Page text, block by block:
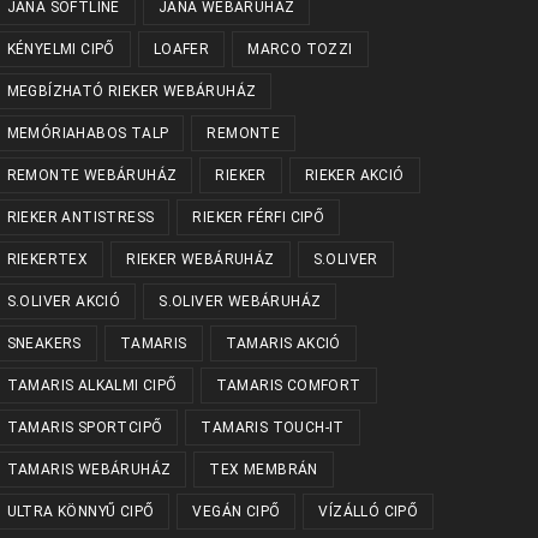
JANA SOFTLINE JANA WEBÁRUHÁZ
KÉNYELMI CIPŐ LOAFER MARCO TOZZI
MEGBÍZHATÓ RIEKER WEBÁRUHÁZ
MEMÓRIAHABOS TALP REMONTE
REMONTE WEBÁRUHÁZ RIEKER RIEKER AKCIÓ
RIEKER ANTISTRESS RIEKER FÉRFI CIPŐ
RIEKERTEX RIEKER WEBÁRUHÁZ S.OLIVER
S.OLIVER AKCIÓ S.OLIVER WEBÁRUHÁZ
SNEAKERS TAMARIS TAMARIS AKCIÓ
TAMARIS ALKALMI CIPŐ TAMARIS COMFORT
TAMARIS SPORTCIPŐ TAMARIS TOUCH-IT
TAMARIS WEBÁRUHÁZ TEX MEMBRÁN
ULTRA KÖNNYŰ CIPŐ VEGÁN CIPŐ VÍZÁLLÓ CIPŐ